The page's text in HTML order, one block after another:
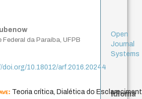
Federal da Paraíba, UFPB
10.18012/arf.2016.20244
Teoria crítica, Dialética do
Open
Journal
Systems
Idioma